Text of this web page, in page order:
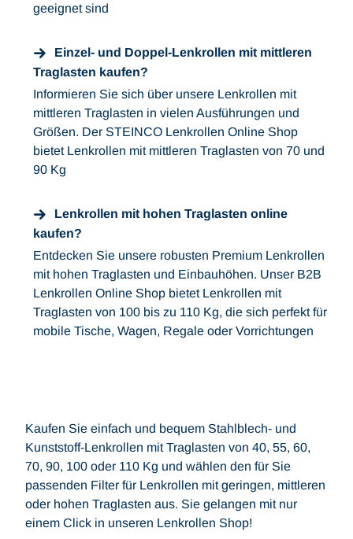
geeignet sind
Einzel- und Doppel-Lenkrollen mit mittleren
Traglasten kaufen?
Informieren Sie sich über unsere Lenkrollen mit
mittleren Traglasten in vielen Ausführungen und
Größen. Der STEINCO Lenkrollen Online Shop
bietet Lenkrollen mit mittleren Traglasten von 70 und
90 Kg
Lenkrollen mit hohen Traglasten online
kaufen?
Entdecken Sie unsere robusten Premium Lenkrollen
mit hohen Traglasten und Einbauhöhen. Unser B2B
Lenkrollen Online Shop bietet Lenkrollen mit
Traglasten von 100 bis zu 110 Kg, die sich perfekt für
mobile Tische, Wagen, Regale oder Vorrichtungen
Kaufen Sie einfach und bequem Stahlblech- und
Kunststoff-Lenkrollen mit Traglasten von 40, 55, 60,
70, 90, 100 oder 110 Kg und wählen den für Sie
passenden Filter für Lenkrollen mit geringen, mittleren
oder hohen Traglasten aus. Sie gelangen mit nur
einem Click in unseren Lenkrollen Shop!